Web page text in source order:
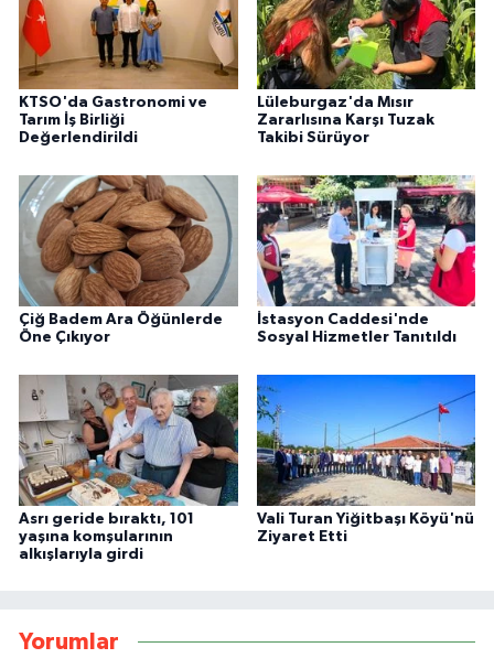
KTSO'da Gastronomi ve
Tarım İş Birliği
Değerlendirildi
Lüleburgaz'da Mısır
Zararlısına Karşı Tuzak
Takibi Sürüyor
Çiğ Badem Ara Öğünlerde
Öne Çıkıyor
İstasyon Caddesi'nde
Sosyal Hizmetler Tanıtıldı
Asrı geride bıraktı, 101
yaşına komşularının
alkışlarıyla girdi
Vali Turan Yiğitbaşı Köyü'nü
Ziyaret Etti
Yorumlar